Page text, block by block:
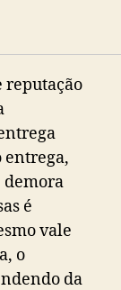
reputação
demora
é
vale
o
da